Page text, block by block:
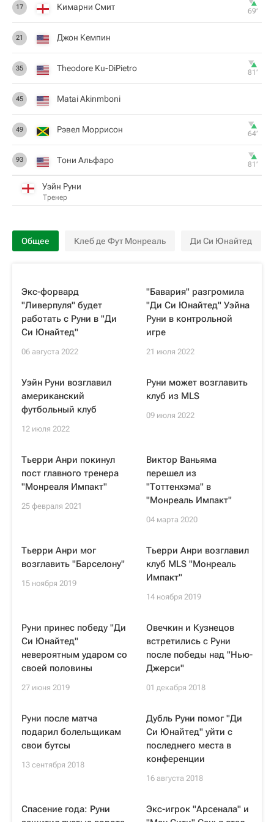
17 Кимарни Смит 69‎’‎
21 Джон Кемпин
35 Theodore Ku-DiPietro 81‎’‎
45 Matai Akinmboni
49 Рэвел Моррисон 64‎’‎
93 Тони Альфаро 81‎’‎
Уэйн Руни
Тренер
Общее Клеб де Фут Монреаль Ди Си Юнайтед
Экс-форвард
"Ливерпуля" будет
работать с Руни в "Ди
Си Юнайтед"
06 августа 2022
"Бавария" разгромила
"Ди Си Юнайтед" Уэйна
Руни в контрольной
игре
21 июля 2022
Уэйн Руни возглавил
американский
футбольный клуб
12 июля 2022
Руни может возглавить
клуб из MLS
09 июля 2022
Тьерри Анри покинул
пост главного тренера
"Монреаля Импакт"
25 февраля 2021
Виктор Ваньяма
перешел из
"Тоттенхэма" в
"Монреаль Импакт"
04 марта 2020
Тьерри Анри мог
возглавить "Барселону"
15 ноября 2019
Тьерри Анри возглавил
клуб MLS "Монреаль
Импакт"
14 ноября 2019
Руни принес победу "Ди
Си Юнайтед"
невероятным ударом со
своей половины
27 июня 2019
Овечкин и Кузнецов
встретились с Руни
после победы над "Нью-
Джерси"
01 декабря 2018
Руни после матча
подарил болельщикам
свои бутсы
13 сентября 2018
Дубль Руни помог "Ди
Си Юнайтед" уйти с
последнего места в
конференции
16 августа 2018
Спасение года: Руни
Экс-игрок "Арсенала" и